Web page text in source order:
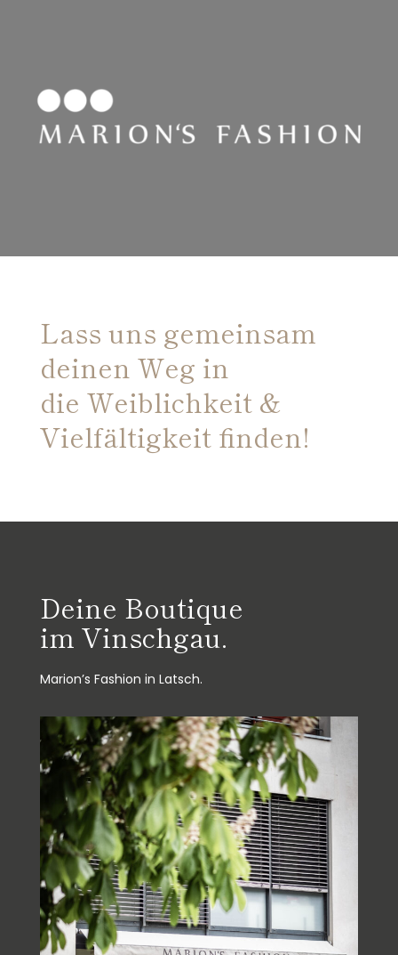
Lass uns gemeinsam
deinen Weg in
die Weiblichkeit &
Vielfältigkeit finden!
Deine Boutique
im Vinschgau.
Marion’s Fashion in Latsch.